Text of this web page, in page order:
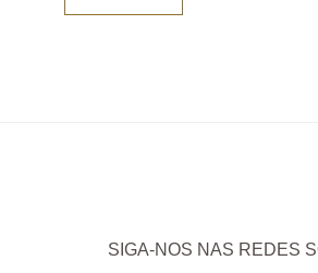
SIGA-NOS NAS REDES